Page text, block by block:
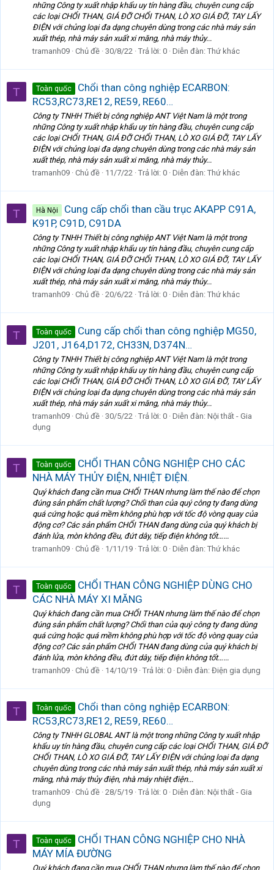
những Công ty xuất nhập khẩu uy tín hàng đầu, chuyên cung cấp
các loại CHỔI THAN, GIÁ ĐỠ CHỔI THAN, LÒ XO GIÁ ĐỠ, TAY LẤY
ĐIỆN với chủng loại đa dạng chuyên dùng trong các nhà máy sản
xuất thép, nhà máy sản xuất xi măng, nhà máy thủy...
tramanh09 Chủ đề 30/8/22 Trả lời: 0 Diễn đàn: Thứ khác
T Toàn quốc
Chổi than công nghiệp ECARBON:
RC53,RC73,RE12, RE59, RE60…
Công ty TNHH Thiết bị công nghiệp ANT Việt Nam là một trong
những Công ty xuất nhập khẩu uy tín hàng đầu, chuyên cung cấp
các loại CHỔI THAN, GIÁ ĐỠ CHỔI THAN, LÒ XO GIÁ ĐỠ, TAY LẤY
ĐIỆN với chủng loại đa dạng chuyên dùng trong các nhà máy sản
xuất thép, nhà máy sản xuất xi măng, nhà máy thủy...
tramanh09 Chủ đề 11/7/22 Trả lời: 0 Diễn đàn: Thứ khác
T Hà Nội
Cung cấp chổi than cầu trục AKAPP C91A,
K91P, C91D, C91DA
Công ty TNHH Thiết bị công nghiệp ANT Việt Nam là một trong
những Công ty xuất nhập khẩu uy tín hàng đầu, chuyên cung cấp
các loại CHỔI THAN, GIÁ ĐỠ CHỔI THAN, LÒ XO GIÁ ĐỠ, TAY LẤY
ĐIỆN với chủng loại đa dạng chuyên dùng trong các nhà máy sản
xuất thép, nhà máy sản xuất xi măng, nhà máy thủy...
tramanh09 Chủ đề 20/6/22 Trả lời: 0 Diễn đàn: Thứ khác
T Toàn quốc
Cung cấp chổi than công nghiệp MG50,
J201, J164,D172, CH33N, D374N…
Công ty TNHH Thiết bị công nghiệp ANT Việt Nam là một trong
những Công ty xuất nhập khẩu uy tín hàng đầu, chuyên cung cấp
các loại CHỔI THAN, GIÁ ĐỠ CHỔI THAN, LÒ XO GIÁ ĐỠ, TAY LẤY
ĐIỆN với chủng loại đa dạng chuyên dùng trong các nhà máy sản
xuất thép, nhà máy sản xuất xi măng, nhà máy thủy...
tramanh09 Chủ đề 30/5/22 Trả lời: 0 Diễn đàn: Nội thất - Gia
dụng
T Toàn quốc
CHỔI THAN CÔNG NGHIỆP CHO CÁC
NHÀ MÁY THỦY ĐIỆN, NHIỆT ĐIỆN.
Quý khách đang cần mua CHỔI THAN nhưng làm thế nào để chọn
đúng sản phẩm chất lượng? Chổi than của quý công ty đang dùng
quá cứng hoặc quá mềm không phù hợp với tốc độ vòng quay của
động cơ? Các sản phẩm CHỔI THAN đang dùng của quý khách bị
đánh lửa, mòn không đều, đứt dây, tiếp điện không tốt…...
tramanh09 Chủ đề 1/11/19 Trả lời: 0 Diễn đàn: Thứ khác
T Toàn quốc
CHỔI THAN CÔNG NGHIỆP DÙNG CHO
CÁC NHÀ MÁY XI MĂNG
Quý khách đang cần mua CHỔI THAN nhưng làm thế nào để chọn
đúng sản phẩm chất lượng? Chổi than của quý công ty đang dùng
quá cứng hoặc quá mềm không phù hợp với tốc độ vòng quay của
động cơ? Các sản phẩm CHỔI THAN đang dùng của quý khách bị
đánh lửa, mòn không đều, đứt dây, tiếp điện không tốt…...
tramanh09 Chủ đề 14/10/19 Trả lời: 0 Diễn đàn: Điện gia dụng
T Toàn quốc
Chổi than công nghiệp ECARBON:
RC53,RC73,RE12, RE59, RE60…
Công ty TNHH GLOBAL ANT là một trong những Công ty xuất nhập
khẩu uy tín hàng đầu, chuyên cung cấp các loại CHỔI THAN, GIÁ ĐỠ
CHỔI THAN, LÒ XO GIÁ ĐỠ, TAY LẤY ĐIỆN với chủng loại đa dạng
chuyên dùng trong các nhà máy sản xuất thép, nhà máy sản xuất xi
măng, nhà máy thủy điện, nhà máy nhiệt điện...
tramanh09 Chủ đề 28/5/19 Trả lời: 0 Diễn đàn: Nội thất - Gia
dụng
T Toàn quốc
CHỔI THAN CÔNG NGHIỆP CHO NHÀ
MÁY MÍA ĐƯỜNG
Quý khách đang cần mua CHỔI THAN nhưng làm thế nào để chọn